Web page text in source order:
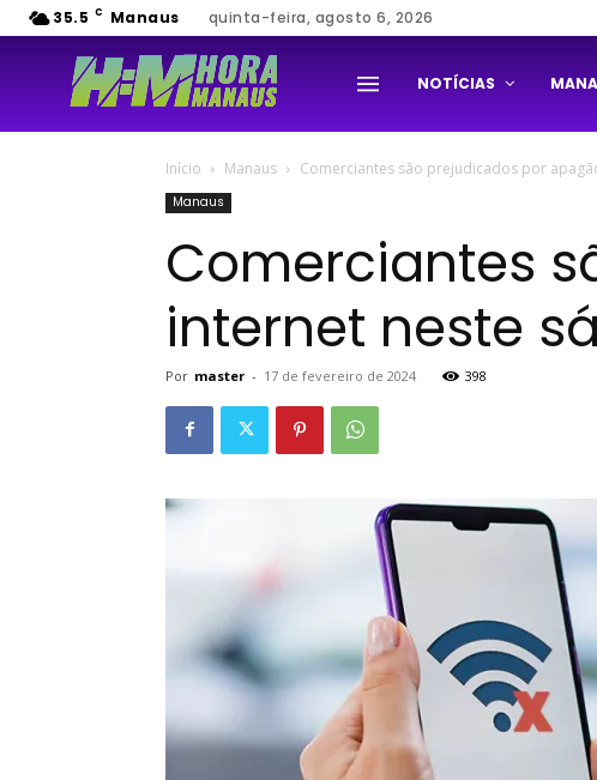
35.5 C Manaus quinta-feira, agosto 6, 2026
NOTÍCIAS
Início Manaus Comerciantes são prejudicados por
Manaus
Comerciantes
internet neste
Por master - 17 de fevereiro de 2024 398